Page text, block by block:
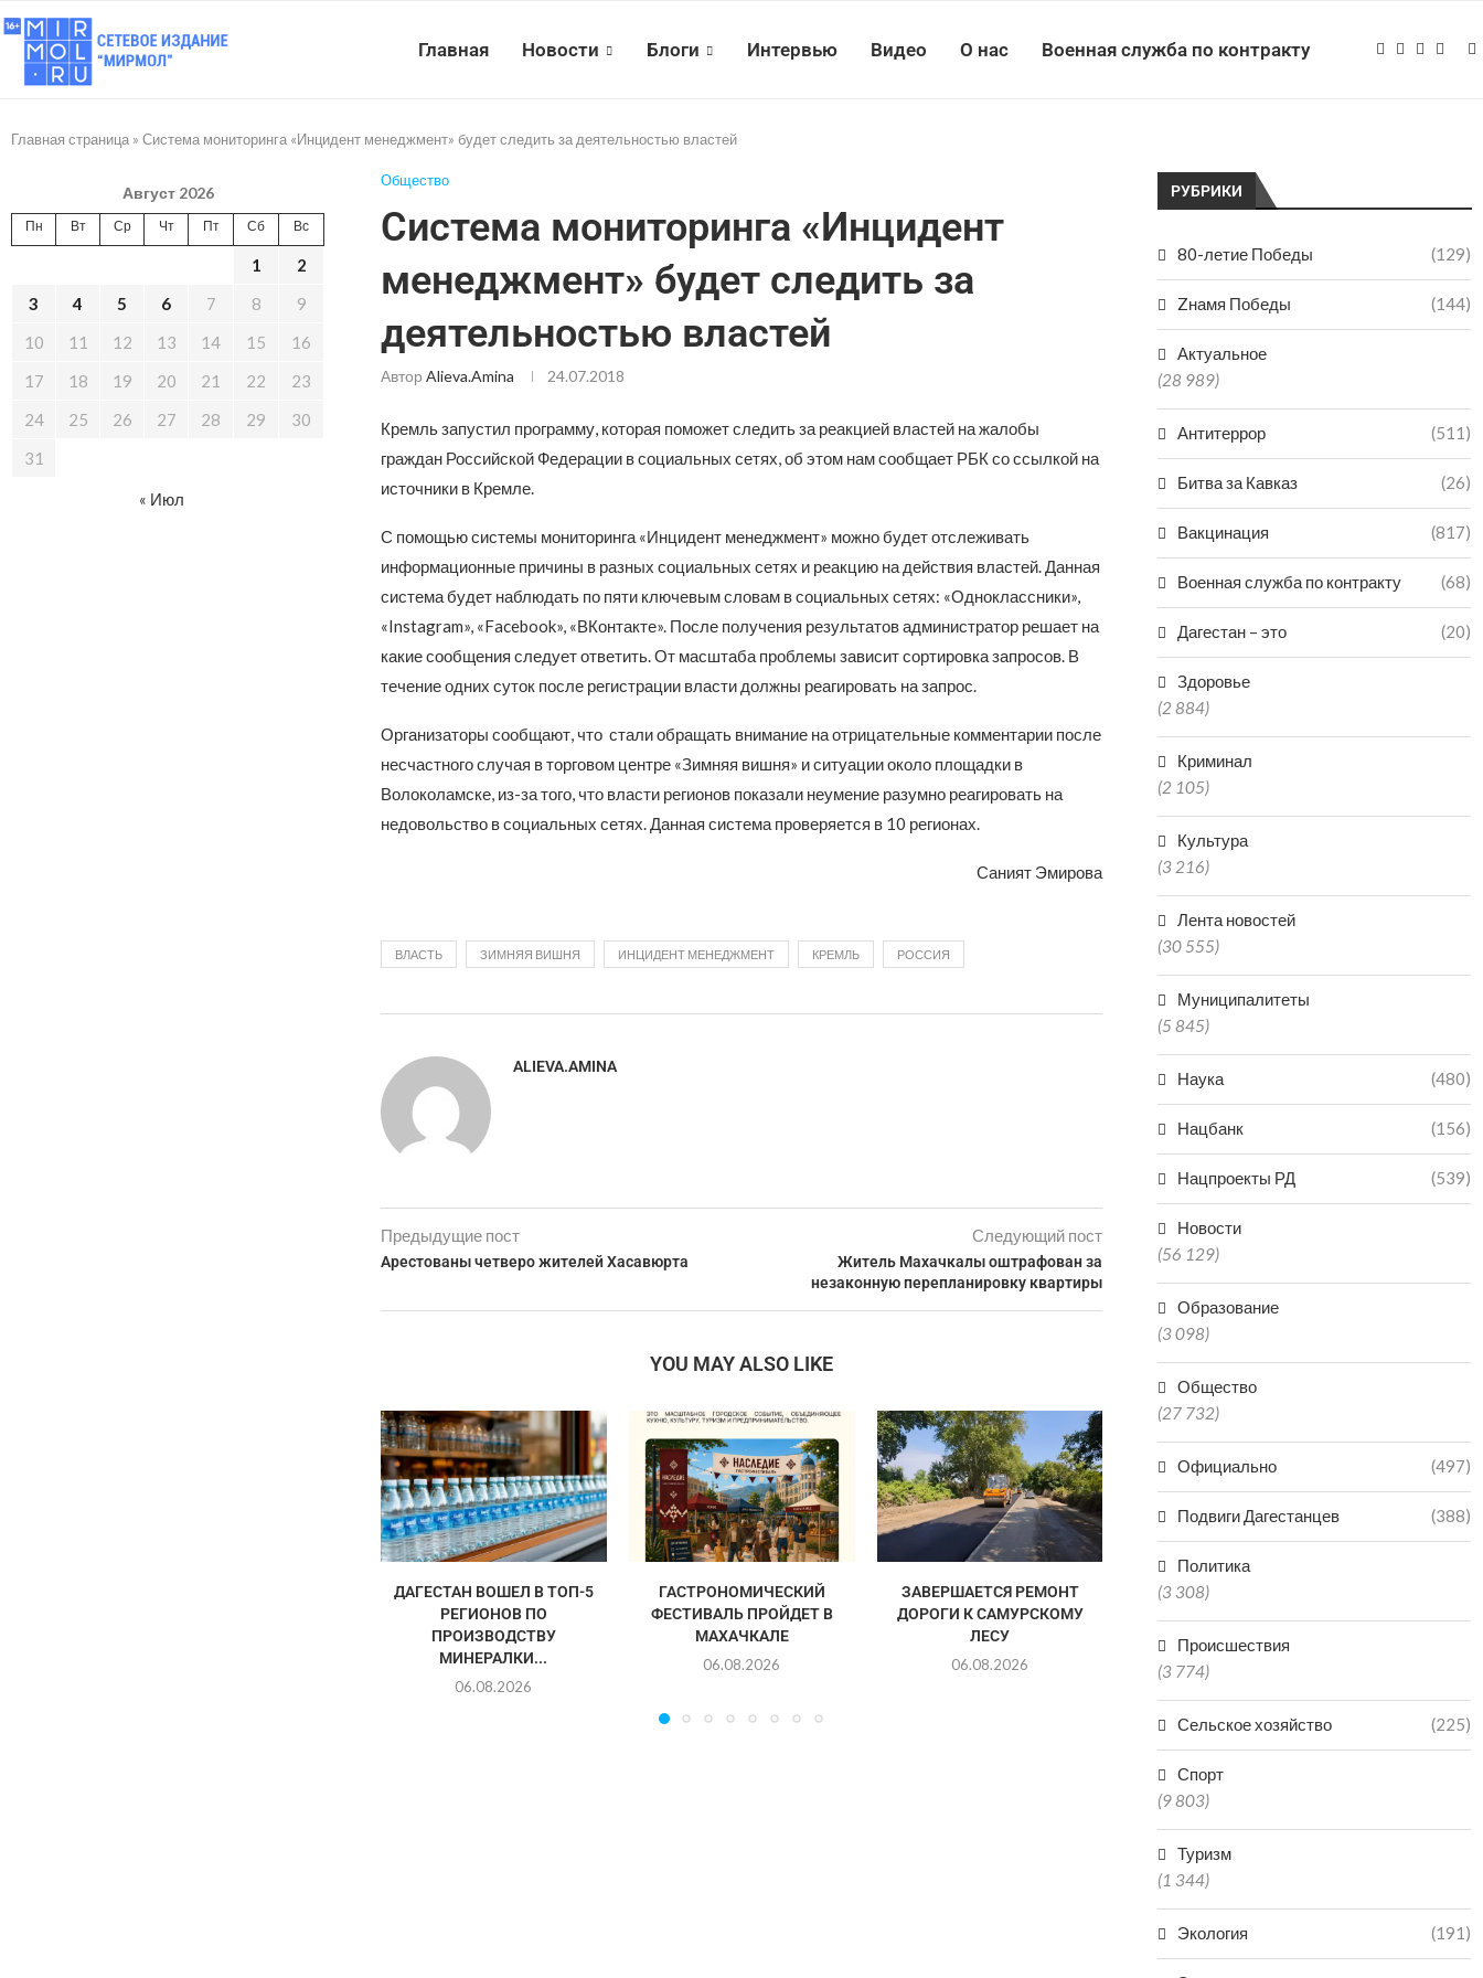
Главная Новости Блоги Интервью Видео О нас Военная служба по контракту
Главная страница » Система мониторинга «Инцидент менеджмент» будет следить за деятельностью властей
Общество
Система мониторинга «Инцидент
менеджмент» будет следить за
деятельностью властей
Автор Alieva.amina 24.07.2018
Кремль запустил программу, которая поможет следить за реакцией властей на жалобы
граждан Российской Федерации в социальных сетях, об этом нам сообщает РБК со ссылкой на
источники в Кремле.
С помощью системы мониторинга «Инцидент менеджмент» можно будет отслеживать
информационные причины в разных социальных сетях и реакцию на действия властей. Данная
система будет наблюдать по пяти ключевым словам в социальных сетях: «Одноклассники»,
«Instagram», «Facebook», «ВКонтакте». После получения результатов администратор решает на
какие сообщения следует ответить. От масштаба проблемы зависит сортировка запросов. В
течение одних суток после регистрации власти должны реагировать на запрос.
Организаторы сообщают, что стали обращать внимание на отрицательные комментарии после
несчастного случая в торговом центре «Зимняя вишня» и ситуации около площадки в
Волоколамске, из-за того, что власти регионов показали неумение разумно реагировать на
недовольство в социальных сетях. Данная система проверяется в 10 регионах.
Саният Эмирова
ВЛАСТЬ ЗИМНЯЯ ВИШНЯ ИНЦИДЕНТ МЕНЕДЖМЕНТ КРЕМЛЬ РОССИЯ
ALIEVA.AMINA
Предыдущие пост
Арестованы четверо жителей Хасавюрта
Следующий пост
Житель Махачкалы оштрафован за
незаконную перепланировку квартиры
YOU MAY ALSO LIKE
ДАГЕСТАН ВОШЕЛ В ТОП-5
РЕГИОНОВ ПО
ПРОИЗВОДСТВУ
МИНЕРАЛКИ...
06.08.2026
ГАСТРОНОМИЧЕСКИЙ
ФЕСТИВАЛЬ ПРОЙДЕТ В
МАХАЧКАЛЕ
06.08.2026
ЗАВЕРШАЕТСЯ РЕМОНТ
ДОРОГИ К САМУРСКОМУ
ЛЕСУ
06.08.2026
ДВУХ БРАТЬЕВ-МЕДВЕДЕЙ
ДАГЕСТАНА ОТПРАВИЛИ...
06.08.2026
ПОПАЛ В
РУБРИКИ
80-летие Победы (129)
Zнамя Победы (144)
Актуальное
(28 989)
Антитеррор (511)
Битва за Кавказ (26)
Вакцинация (817)
Военная служба по контракту (68)
Дагестан – это (20)
Здоровье
(2 884)
Криминал
(2 105)
Культура
(3 216)
Лента новостей
(30 555)
Муниципалитеты
(5 845)
Наука (480)
Нацбанк (156)
Нацпроекты РД (539)
Новости
(56 129)
Образование
(3 098)
Общество
(27 732)
Официально (497)
Подвиги Дагестанцев (388)
Политика
(3 308)
Происшествия
(3 774)
Сельское хозяйство (225)
Спорт
(9 803)
Туризм
(1 344)
Экология (191)
Август 2026
Пн Вт Ср Чт Пт Сб Вс
1
2
3
4 5 6 7 8
9
10
11 12 13 14 15
16
17
18 19 20 21 22
23
24
25 26 27 28 29
30
31
« Июл